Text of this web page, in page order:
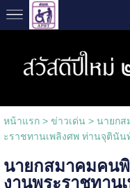
หน้าแรก> ข่าวเด่น > นายกส
ะราชทานเพลิงศพ​ ท่านจุตินัน
นายกสมาคมคนพิ
งานพระราชทา